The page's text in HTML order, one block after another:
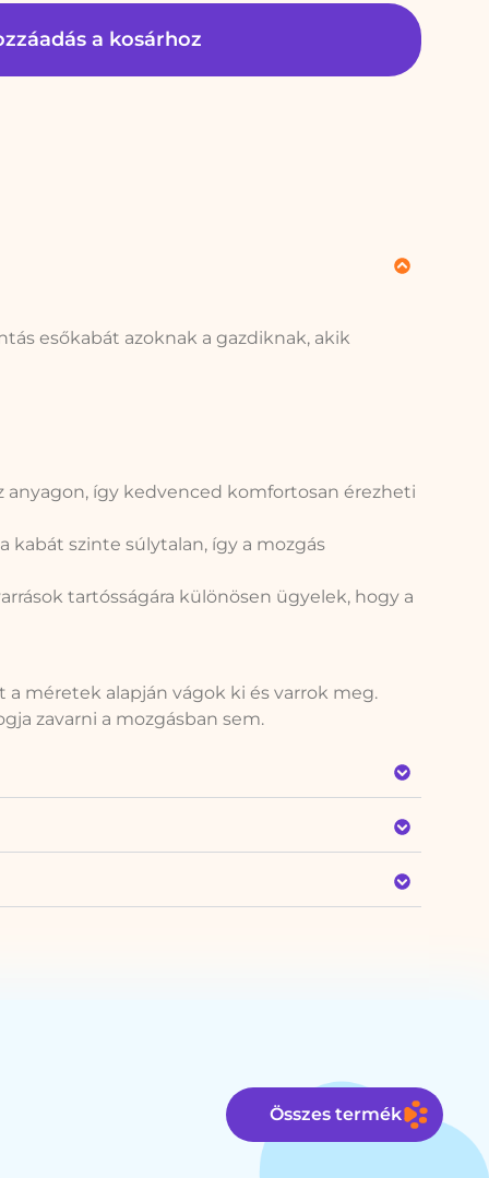
a kosárhoz
esőkabát azoknak a gazdiknak, akik
anyagon, így kedvenced komfortosan érezheti
kabát szinte súlytalan, így a mozgás
tartósságára különösen ügyelek, hogy a
a méretek alapján vágok ki és varrok meg.
zavarni a mozgásban sem.
Összes termék